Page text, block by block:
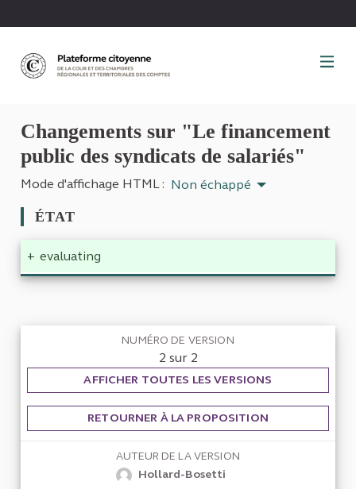
Changements sur "Le financement
public des syndicats de salariés"
Mode d'affichage HTML : Non échappé
ÉTAT
+ evaluating
NUMÉRO DE VERSION
2 sur 2
AFFICHER TOUTES LES VERSIONS
RETOURNER À LA PROPOSITION
AUTEUR DE LA VERSION
Hollard-Bosetti